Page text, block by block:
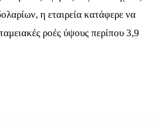
η εταιρεία κατάφερε να
ροές ύψους περίπου 3,9